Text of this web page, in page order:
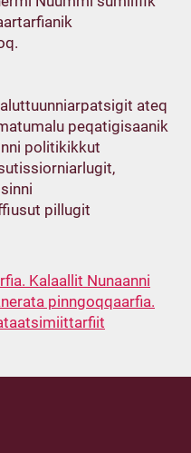
ateq
peqatigisaanik
politikikkut
pillugit
Kalaallit Nunaanni
pinngoqqaarfia.